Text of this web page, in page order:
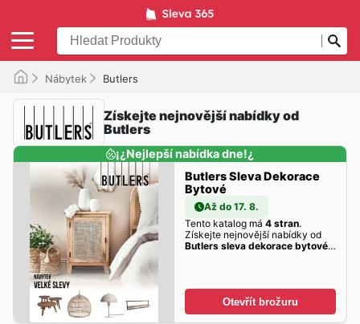
Nábytek Butlers
Získejte nejnovější nabídky od
Butlers
¡¿Nejlepší nabídka dne!¿
Butlers Sleva Dekorace
Bytové
Až do 17. 8.
Tento katalog má 4 stran.
Získejte nejnovější nabídky od
Butlers sleva dekorace bytové
Otevřít brožuru